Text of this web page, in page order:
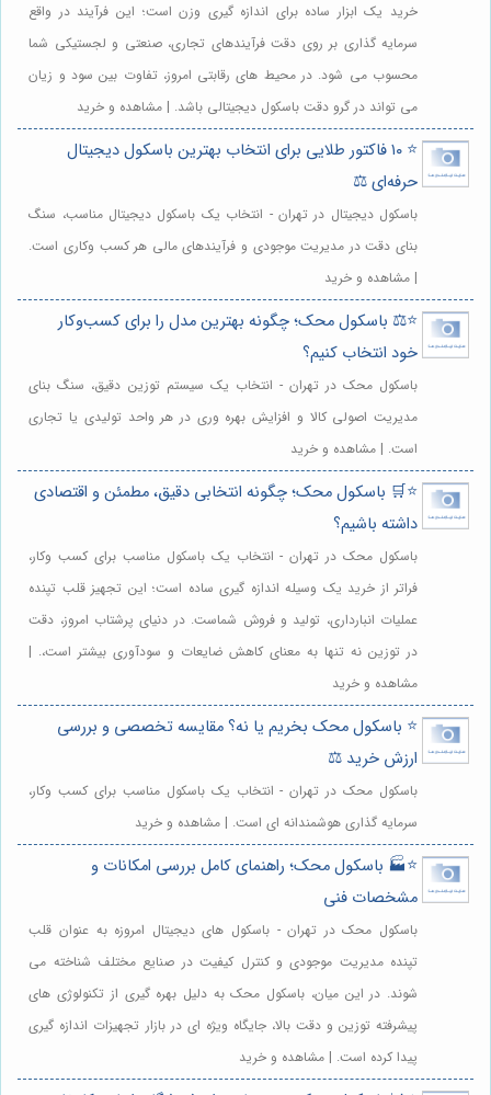
خرید یک ابزار ساده برای اندازه گیری وزن است؛ این فرآیند در واقع
سرمایه گذاری بر روی دقت فرآیندهای تجاری، صنعتی و لجستیکی شما
محسوب می شود. در محیط های رقابتی امروز، تفاوت بین سود و زیان
می تواند در گرو دقت باسکول دیجیتالی باشد. | مشاهده و خرید
⭐️ ۱۰ فاکتور طلایی برای انتخاب بهترین باسکول دیجیتال
حرفه‌ای ⚖️
باسکول دیجیتال در تهران - انتخاب یک باسکول دیجیتال مناسب، سنگ
بنای دقت در مدیریت موجودی و فرآیندهای مالی هر کسب وکاری است.
| مشاهده و خرید
⭐️⚖️ باسکول محک؛ چگونه بهترین مدل را برای کسب‌وکار
خود انتخاب کنیم؟
باسکول محک در تهران - انتخاب یک سیستم توزین دقیق، سنگ بنای
مدیریت اصولی کالا و افزایش بهره وری در هر واحد تولیدی یا تجاری
است. | مشاهده و خرید
⭐️🛒 باسکول محک؛ چگونه انتخابی دقیق، مطمئن و اقتصادی
داشته باشیم؟
باسکول محک در تهران - انتخاب یک باسکول مناسب برای کسب وکار،
فراتر از خرید یک وسیله اندازه گیری ساده است؛ این تجهیز قلب تپنده
عملیات انبارداری، تولید و فروش شماست. در دنیای پرشتاب امروز، دقت
در توزین نه تنها به معنای کاهش ضایعات و سودآوری بیشتر است،. |
مشاهده و خرید
⭐️ باسکول محک بخریم یا نه؟ مقایسه تخصصی و بررسی
ارزش خرید ⚖️
باسکول محک در تهران - انتخاب یک باسکول مناسب برای کسب وکار،
سرمایه گذاری هوشمندانه ای است. | مشاهده و خرید
⭐️🏭 باسکول محک؛ راهنمای کامل بررسی امکانات و
مشخصات فنی
باسکول محک در تهران - باسکول های دیجیتال امروزه به عنوان قلب
تپنده مدیریت موجودی و کنترل کیفیت در صنایع مختلف شناخته می
شوند. در این میان، باسکول محک به دلیل بهره گیری از تکنولوژی های
پیشرفته توزین و دقت بالا، جایگاه ویژه ای در بازار تجهیزات اندازه گیری
پیدا کرده است. | مشاهده و خرید